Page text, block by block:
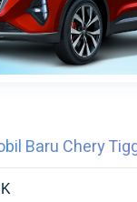
Baru Chery